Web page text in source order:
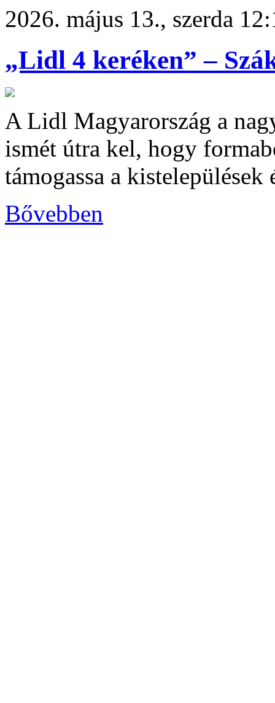
2026. május 13., szerda
„Lidl 4 keréken” –
A Lidl Magyarország a
ismét útra kel, hogy
támogassa a kistelepülések
Bővebben